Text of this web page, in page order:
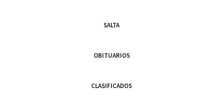
SALTA
OBITUARIOS
CLASIFICADOS